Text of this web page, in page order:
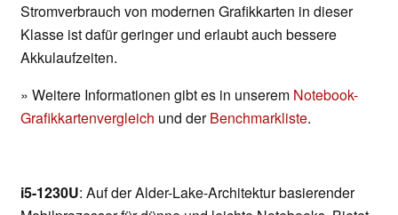
Stromverbrauch von modernen Grafikkarten in dieser
Klasse ist dafür geringer und erlaubt auch bessere
Akkulaufzeiten.
» Weitere Informationen gibt es in unserem Notebook-
Grafikkartenvergleich und derBenchmarkliste.
i5-1230U: Auf der Alder-Lake-Architektur basierender